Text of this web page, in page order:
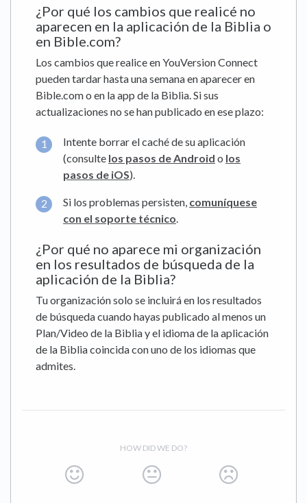
¿Por qué los cambios que realicé no
aparecen en la aplicación de la Biblia o
en Bible.com?
Los cambios que realice en YouVersion Connect
pueden tardar hasta una semana en aparecer en
Bible.com o en la app de la Biblia. Si sus
actualizaciones no se han publicado en ese plazo:
Intente borrar el caché de su aplicación
(consulte los pasos de Android o los
pasos de iOS).
Si los problemas persisten, comuníquese
con el soporte técnico.
¿Por qué no aparece mi organización
en los resultados de búsqueda de la
aplicación de la Biblia?
Tu organización solo se incluirá en los resultados
de búsqueda cuando hayas publicado al menos un
Plan/Video de la Biblia y el idioma de la aplicación
de la Biblia coincida con uno de los idiomas que
admites.
HOW DID WE DO?